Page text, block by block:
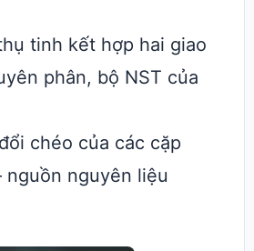
tinh kết hợp hai giao
phân, bộ NST của
chéo của các cặp
nguyên liệu